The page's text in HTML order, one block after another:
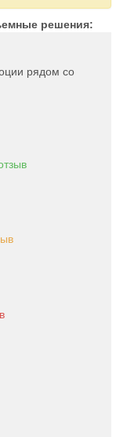
решения:
рядом со